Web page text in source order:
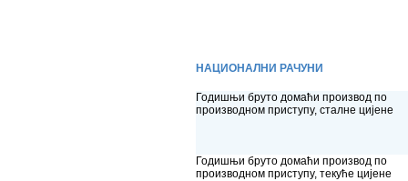
НАЦИОНАЛНИ РАЧУНИ
Годишњи бруто домаћи производ по
производном приступу, сталне цијене
Годишњи бруто домаћи производ по
производном приступу, текуће цијене